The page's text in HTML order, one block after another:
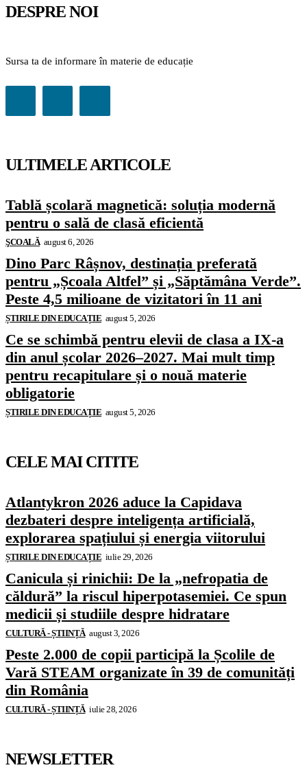
DESPRE NOI
Sursa ta de informare în materie de educație
ULTIMELE ARTICOLE
Tablă școlară magnetică: soluția modernă
pentru o sală de clasă eficientă
ŞCOALĂ august 6, 2026
Dino Parc Râșnov, destinația preferată
pentru „Școala Altfel” și „Săptămâna Verde”.
Peste 4,5 milioane de vizitatori în 11 ani
ȘTIRILE DIN EDUCAȚIE august 5, 2026
Ce se schimbă pentru elevii de clasa a IX-a
din anul școlar 2026–2027. Mai mult timp
pentru recapitulare și o nouă materie
obligatorie
ȘTIRILE DIN EDUCAȚIE august 5, 2026
CELE MAI CITITE
Atlantykron 2026 aduce la Capidava
dezbateri despre inteligența artificială,
explorarea spațiului și energia viitorului
ȘTIRILE DIN EDUCAȚIE iulie 29, 2026
Canicula și rinichii: De la „nefropatia de
căldură” la riscul hiperpotasemiei. Ce spun
medicii și studiile despre hidratare
CULTURĂ - ȘTIINȚĂ august 3, 2026
Peste 2.000 de copii participă la Școlile de
Vară STEAM organizate în 39 de comunități
din România
CULTURĂ - ȘTIINȚĂ iulie 28, 2026
NEWSLETTER